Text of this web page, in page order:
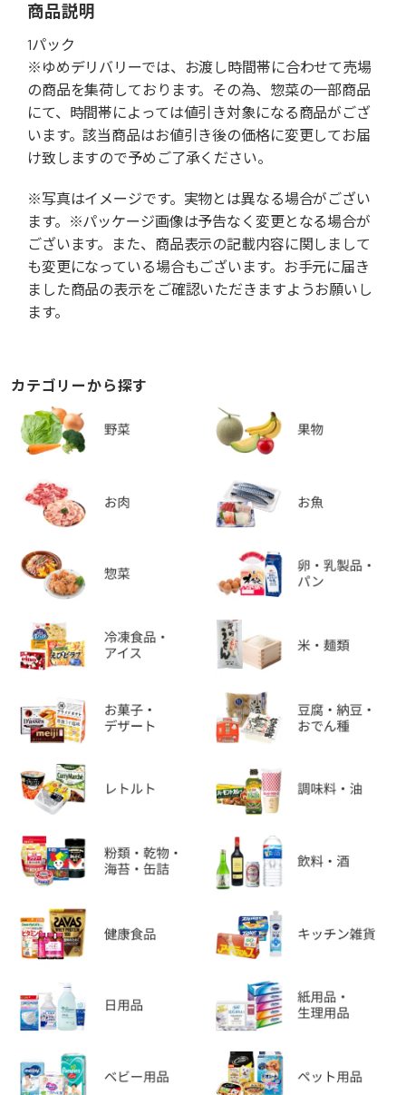
商品説明
1パック
※ゆめデリバリーでは、お渡し時間帯に合わせて売場
の商品を集荷しております。その為、惣菜の一部商品
にて、時間帯によっては値引き対象になる商品がござ
います。該当商品はお値引き後の価格に変更してお届
け致しますので予めご了承ください。
※写真はイメージです。実物とは異なる場合がござい
ます。※パッケージ画像は予告なく変更となる場合が
ございます。また、商品表示の記載内容に関しまして
も変更になっている場合もございます。お手元に届き
ました商品の表示をご確認いただきますようお願いし
ます。
カテゴリーから探す